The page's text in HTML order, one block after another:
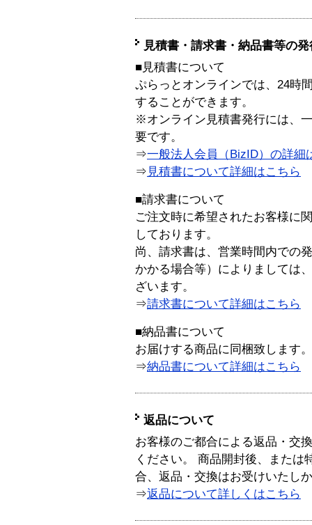
見積書・請求書・納品書等の
■見積書について
ぷらっとオンラインでは、24時
することができます。
※オンライン見積書発行には、
要です。
⇒一般法人会員（BizID）の詳細
⇒ 見積書について詳細はこちら
■請求書について
ご注文時に希望されたお客様に
しております。
尚、請求書は、営業時間内での
かかる場合等）によりましては
ざいます。
⇒請求書について詳細はこちら
■納品書について
お届けする商品に同梱致します。
⇒納品書について詳細はこちら
返品について
お客様のご都合による返品・交
ください。 商品開封後、または
合、返品・交換はお受けいたし
⇒返品について詳しくはこちら